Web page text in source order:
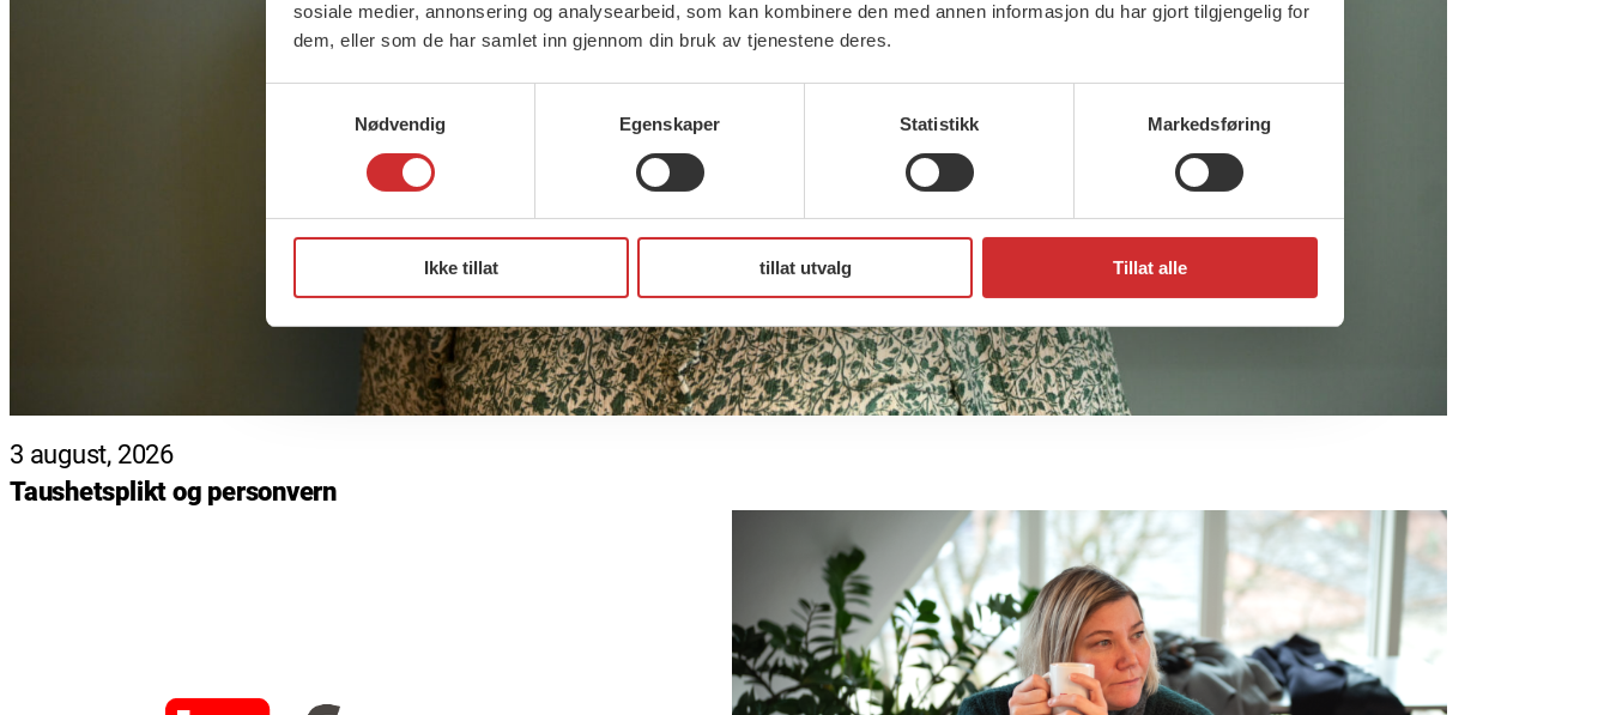
sosiale medier, annonsering og analysearbeid, som kan kombinere den med annen informasjon du har gjort tilgjengelig for
dem, eller som de har samlet inn gjennom din bruk av tjenestene deres.
Nødvendig
Egenskaper Statistikk Markedsføring
Ikke tillat tillat utvalg Tillat alle
3 august, 2026
Taushetsplikt og personvern